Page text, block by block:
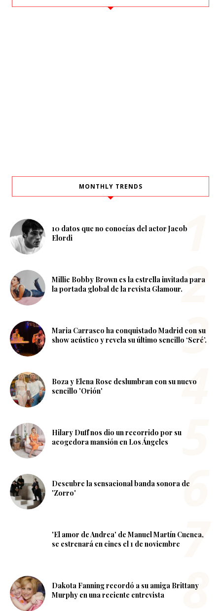
MONTHLY TRENDS
10 datos que no conocías del actor Jacob
Elordi
Millie Bobby Brown es la estrella invitada para
la portada global de la revista Glamour.
Maria Carrasco ha conquistado Madrid con su
show acústico y revela su último sencillo ‘Seré’.
Boza y Elena Rose deslumbran con su nuevo
sencillo 'Orión'
Hilary Duff nos dio un recorrido por su
acogedora mansión en Los Ángeles
Descubre la sensacional banda sonora de
'Zorro'
'El amor de Andrea' de Manuel Martín Cuenca,
se estrenará en cines el 1 de noviembre
Dakota Fanning recordó a su amiga Brittany
Murphy en una reciente entrevista